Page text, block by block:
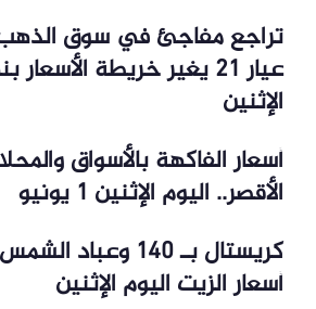
تراجع مفاجئ في سوق
عيار 21 يغير خريطة
الإثنين
أسعار الفاكهة بالأسواق
الأقصر.. اليوم الإثنين 1 يونيو
أسعار الزيت اليوم الإثنين